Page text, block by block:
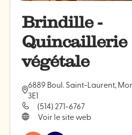
Brindille -
Quincaillerie
végétale
6889 Boul. Saint-Laurent,
3E1
(514) 271-6767
Voir le site web